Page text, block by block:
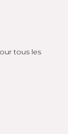
tous les